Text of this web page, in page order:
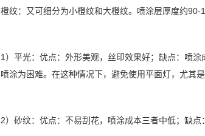
橙纹：又可细分为小橙纹和大橙纹。喷涂层厚度约90-
1）平光：优点：外形美观，丝印效果好；缺点：喷
喷涂为困难。在这种情况下，避免使用平面灯，尤其
2）砂纹：优点：不易刮花，喷涂成本三者中低；缺